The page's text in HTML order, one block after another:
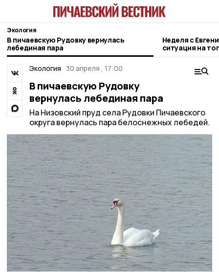
Экология
В пичаевскую Рудовку вернулась
лебединая пара
Неделя с
ситуация на
городе и
Экология
30 апреля , 17:00
В пичаевскую Рудовку
вернулась лебединая пара
На Низовский пруд села Рудовки Пичаевского
округа вернулась пара белоснежных лебедей.